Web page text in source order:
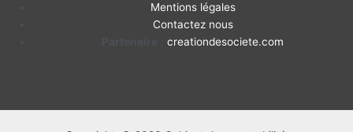
Mentions légales
Contactez nous
:creationdesociete.com